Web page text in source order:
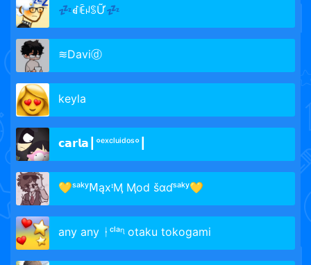
💤ꀸꍟꈤꌗỮ💤
≋Daviⓓ
keyla
𝗰𝗮𝗿𝗹𝗮┃°ᵉˣᶜˡᵘⁱᵈᵒˢ°┃
💛ˢᵃᵏʸ𝖬ąxᶦӍ Ӎod šɑɗˢᵃᵏʸ💛
any any ᛂᶜˡᵃᶯ otaku tokogami